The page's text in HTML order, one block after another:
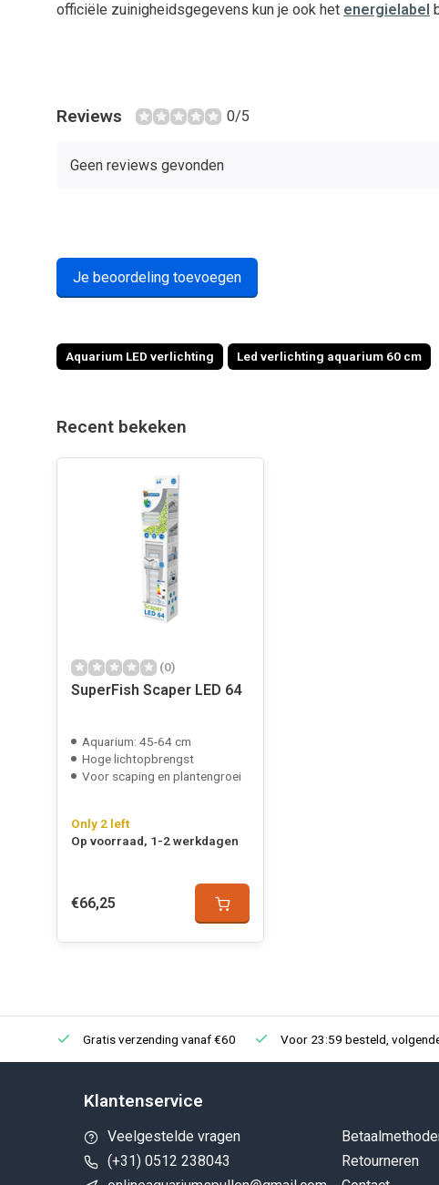
officiële zuinigheidsgegevens kun je ook het energielabel
Reviews 0/5
Geen reviews gevonden
Je beoordeling toevoegen
Aquarium LED verlichting Led verlichting aquarium 60 cm
Recent bekeken
(0)
SuperFish Scaper LED 64
Aquarium: 45-64 cm
Hoge lichtopbrengst
Voor scaping en plantengroei
Only 2 left
Op voorraad, 1-2 werkdagen
€66,25
Gratis verzending vanaf €60 Voor 23:59 besteld,
Klantenservice
Veelgestelde vragen
(+31) 0512 238043
Retourneren